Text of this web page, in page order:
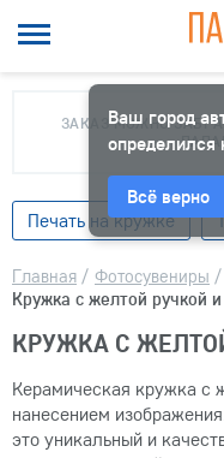
Ваш город
определился
Всё верно
ЗАКАЗ МОЖНО
Печать на кружке
Главная / Фотосувениры /
Кружка с желтой ручкой
КРУЖКА С
Керамическая кружка с
нанесением
это уникальный и